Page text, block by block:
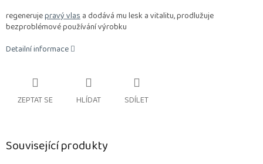
regenerujepravý vlasa dodává mu lesk a vitalitu, prodlužuje
bezproblémové používání výrobku
Detailní informace
ZEPTAT SE HLÍDAT SDÍLET
Související produkty